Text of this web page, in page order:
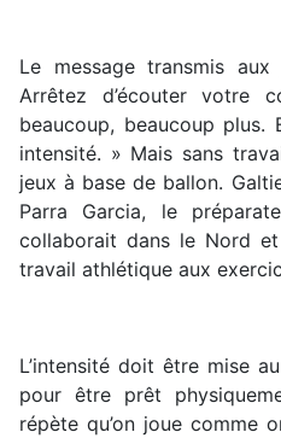
Le message transmis
Arrêtez d’écouter votre
beaucoup, beaucoup
intensité. » Mais sans
jeux à base de ballon.
Parra Garcia, le
collaborait dans le Nord
travail athlétique aux
L’intensité doit être mise
pour être prêt
répète qu’on joue comme